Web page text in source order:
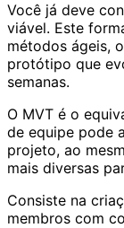
Você já deve
viável. Este
métodos ágeis,
protótipo que
semanas.
O MVT é o
de equipe pode
projeto, ao
mais diversas
Consiste na
membros com